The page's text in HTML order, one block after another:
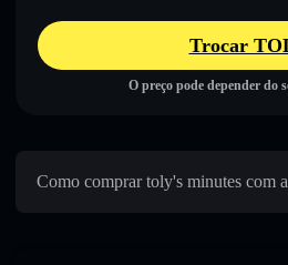
Trocar
O preço pode depender do
Como comprar toly's minutes com